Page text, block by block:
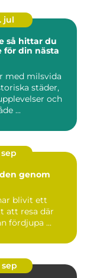
jul
för din nästa
med milsvida
städer,
och
...
genom
blivit ett
att resa där
fördjupa ...